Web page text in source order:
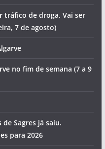
tráfico de droga. Vai ser
7 de agosto)
no fim de semana (7 a 9
Sagres já saiu.
para 2026